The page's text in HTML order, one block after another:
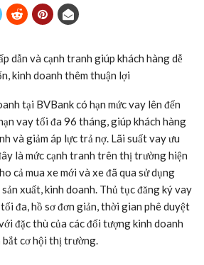
dẫn và cạnh tranh giúp khách hàng dễ
kinh doanh thêm thuận lợi
tại BVBank có hạn mức vay lên đến
vay tối đa 96 tháng, giúp khách hàng
và giảm áp lực trả nợ. Lãi suất vay ưu
là mức cạnh tranh trên thị trường hiện
cả mua xe mới và xe đã qua sử dụng
sản xuất, kinh doanh. Thủ tục đăng ký vay
đa, hồ sơ đơn giản, thời gian phê duyệt
đặc thù của các đối tượng kinh doanh
bắt cơ hội thị trường.